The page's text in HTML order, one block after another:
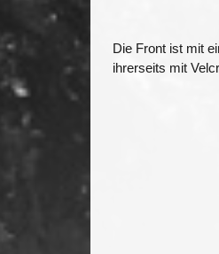
Die Front ist mit
ihrerseits mit